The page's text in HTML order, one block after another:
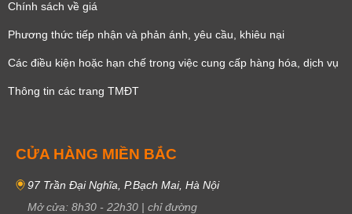
Chính sách về giá
Phương thức tiếp nhận và phản ánh, yêu cầu, khiêu nại
Các điều kiện hoặc hạn chế trong việc cung cấp hàng hóa, dịch vụ
Thông tin các trang TMĐT
CỬA HÀNG MIỀN BẮC
97 Trần Đại Nghĩa, P.Bạch Mai, Hà Nội
Mở cửa: 8h30 - 22h30 | chỉ đường